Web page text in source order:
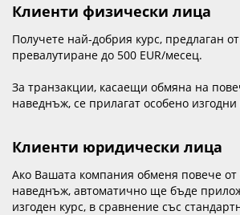
Клиенти физически лица
Получете най-добрия курс, предлаган
превалутиране до 500 EUR/месец.
За транзакции, касаещи обмяна на
наведнъж, се прилагат особено изгодни
Клиенти юридически лица
Ако Вашата компания обменя повече от
наведнъж, автоматично ще бъде
изгоден курс, в сравнение със